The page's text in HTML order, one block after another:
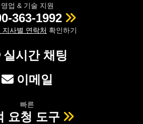
영업 & 기술 지원
363-1992
지사별 연락처 확인하기
실시간 채팅
이메일
빠른
요청 도구